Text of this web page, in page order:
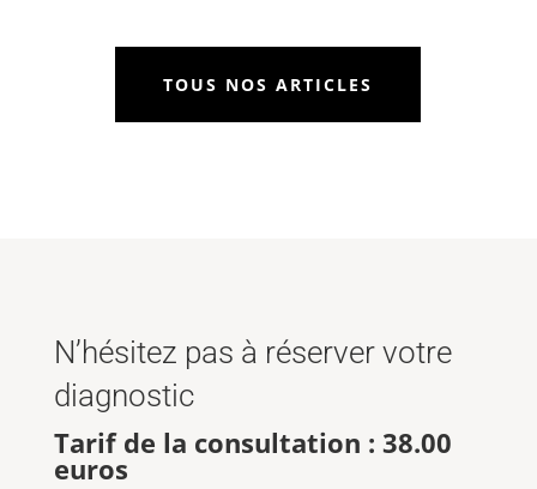
TOUS NOS ARTICLES
N’hésitez pas à réserver votre
diagnostic
Tarif de la consultation : 38.00
euros